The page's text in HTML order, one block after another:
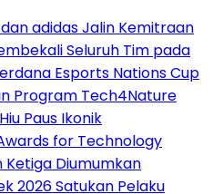
adidas Jalin Kemitraan
Seluruh Tim pada
Esports Nations Cup
Program Tech4Nature
Paus Ikonik
for Technology
Ketiga Diumumkan
2026 Satukan Pelaku